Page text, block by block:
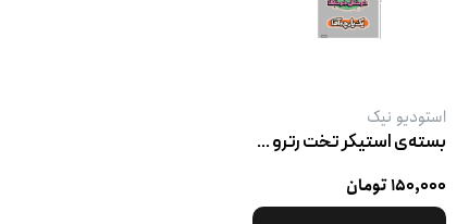
استودیو نیک
بسته‌ی استیکر تخت رترو پک ۱
۱۵۰,۰۰۰ تومان